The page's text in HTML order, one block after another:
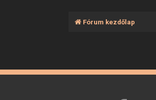
Fórum kezdőlap